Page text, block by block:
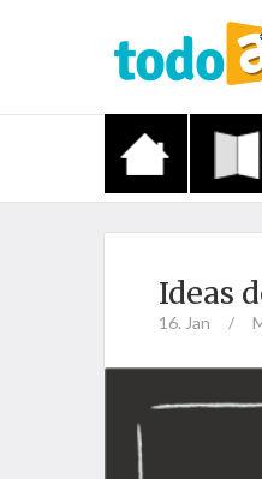
Ideas
16. Jan /